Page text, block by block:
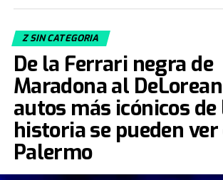
Z SIN CATEGORIA
De la Ferrari negra de
Maradona al
autos más icónicos de
historia se pueden ver
Palermo